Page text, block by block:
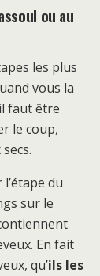
ou au
les plus
vous la
faut être
le coup,
du
sur le
En fait
qu’ils les